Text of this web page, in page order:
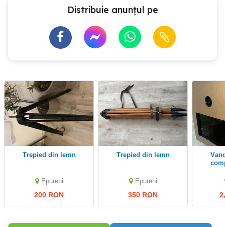
Distribuie anunțul pe
Trepied din lemn
Epureni
200 RON
Trepied din lemn
Epureni
350 RON
vand cabina foto